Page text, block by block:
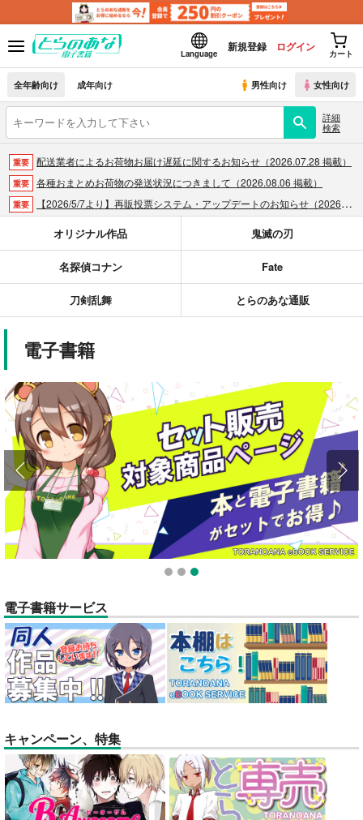
Language
新規登録 ログイン
カート
全年齢向け 成年向け 男性向け 女性向け
詳細
検索
重要 配送業者によるお荷物お届け遅延に関するお知らせ（2026.07.28 掲載）
重要 各種おまとめお荷物の発送状況につきまして（2026.08.06 掲載）
重要 【2026/5/7より】再販投票システム・アップデートのお知らせ（2026.05.07 掲載）
「とらのあな×駿河屋日本橋乙女同人誌館」通販店頭受取サービス開始のお知らせ（2026.01.05 更新｜2025.12.30 掲載）
重要 【2025/12/1より】「通販ポイント⇒とらコイン変換キャンペーン」終了のお知らせ（2025.11.21 掲載）
個人情報保護方針の改定について（2025.09.19 更新｜2025.08.01 掲載）
全てのお知らせを見る
オリジナル作品 鬼滅の刃
名探偵コナン Fate
刀剣乱舞 とらのあな通販
電子書籍
1 2 3
電子書籍サービス
キャンペーン、特集